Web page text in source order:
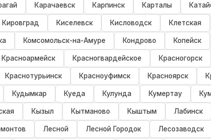
Карачаевск Карпинск Карталы
Кировград Киселевск Кисловодск Клетская
Комсомольск-на-Амуре Кондрово Копейск
Красноармейск Красногвардейское Красногорск
Краснотурьинск Красноуфимск Красноярск
Кудымкар Куеда Кулунда Кумертау
Кызыл Кытманово Кыштым Лабинск
Лесной Лесной Городок Лесозаводск